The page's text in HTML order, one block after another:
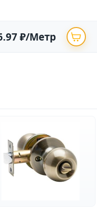
₽/Метр